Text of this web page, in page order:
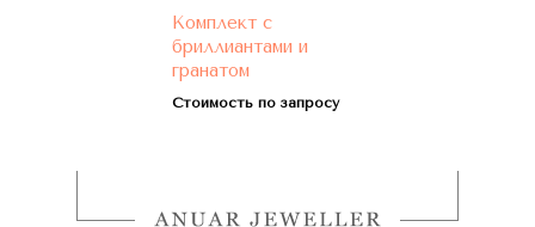
Комплект с
бриллиантами и
гранатом
Стоимость по запросу